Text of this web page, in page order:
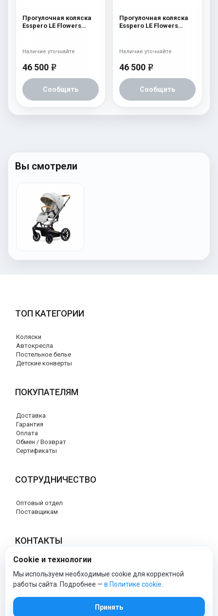
Прогулочная коляска
Esspero LE Flowers
46 500 e
Сообщить
Наличие уточняйте
Прогулочная коляска
Esspero LE Flowers
46 500 e
Сообщить
Наличие уточняйте
Вы смотрели
ТОП КАТЕГОРИИ
Коляски
Автокресла
Постельное белье
Детские конверты
ПОКУПАТЕЛЯМ
Доставка
Гарантия
Оплата
Обмен / Возврат
Сертификаты
СОТРУДНИЧЕСТВО
Оптовый отдел
Поставщикам
КОНТАКТЫ
8 (800) 707-76-34
info@esspero-market.ru
Cookie и технологии
Мы используем необходимые cookie для корректной
работы сайта. Подробнее — в Политике cookie
Принять